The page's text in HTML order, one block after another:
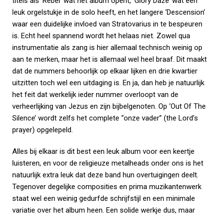
leuk orgelstukje in de solo heeft, en het langere ‘Descension’
waar een duidelijke invloed van Stratovarius in te bespeuren
is. Echt heel spannend wordt het helaas niet. Zowel qua
instrumentatie als zang is hier allemaal technisch weinig op
aan te merken, maar het is allemaal wel heel braaf. Dit maakt
dat de nummers behoorlijk op elkaar lijken en drie kwartier
uitzitten toch wel een uitdaging is. En ja, dan heb je natuurlijk
het feit dat werkelijk ieder nummer overloopt van de
verheerlijking van Jezus en zijn bijbelgenoten. Op ‘Out Of The
Silence’ wordt zelfs het complete “onze vader” (the Lord’s
prayer) opgelepeld.
Alles bij elkaar is dit best een leuk album voor een keertje
luisteren, en voor de religieuze metalheads onder ons is het
natuurlijk extra leuk dat deze band hun overtuigingen deelt.
Tegenover degelijke composities en prima muzikantenwerk
staat wel een weinig gedurfde schrijfstijl en een minimale
variatie over het album heen. Een solide werkje dus, maar